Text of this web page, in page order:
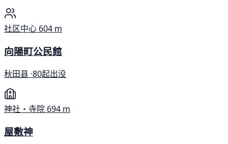
社区中心 604 m
向陽町公民館
秋田县 ·80起出没
神社・寺院 694 m
屋敷神